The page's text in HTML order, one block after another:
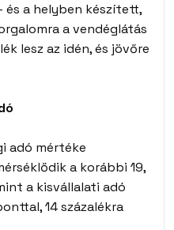
és a helyben készített,
a vendéglátás
lesz az idén, és jövőre
adó mértéke
a korábbi 19,
a kisvállalati adó
14 százalékra